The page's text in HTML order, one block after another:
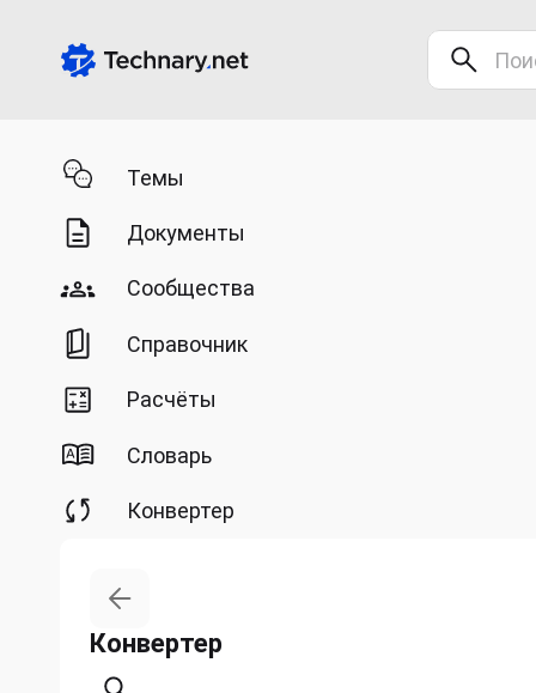
Темы
Документы
Сообщества
Справочник
Расчёты
Словарь
Конвертер
Конвертер